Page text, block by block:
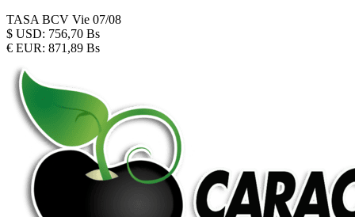
TASA BCV Vie 07/08
$ USD: 756,70 Bs
€ EUR: 871,89 Bs